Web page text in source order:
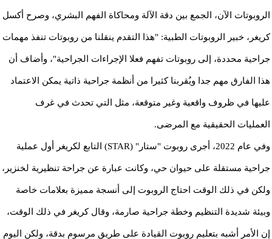
الروبوتات الآن، الجمع بين دقة الآلة ومحاكاة الفهم البشري، وصرح أكسل
كريغر، خبير الروبوتات الطبية: "هذا التقدم ينقلنا من روبوتات تنفذ مهمات
جراحية محددة، إلى روبوتات تفهم فعلا الإجراءات الجراحية"، وأضاف أن
هذا الفارق مهم جدا ويُقربنا كثيرا من أنظمة جراحية ذاتية يمكن الاعتماد
عليها في ظروف واقعية وغير متوقعة، مثل التي تحدث في غرف
العمليات الحقيقية مع المرضى.
وفي عام 2022، أجرى روبوت "ستار" (STAR) التابع لكريغر أول عملية
جراحية مستقلة على حيوان حي، وكانت عبارة عن جراحة تنظيرية لخنزير،
ولكن في ذلك الوقت احتاج الروبوت إلى أنسجة مميزة بعلامات خاصة
وبيئة شديدة التنظيم وخطة جراحية صارمة، وقال كريغر في ذلك الوقت،
إن الأمر أشبه بتعليم روبوت القيادة على طريق مرسوم بدقة، ولكن اليوم